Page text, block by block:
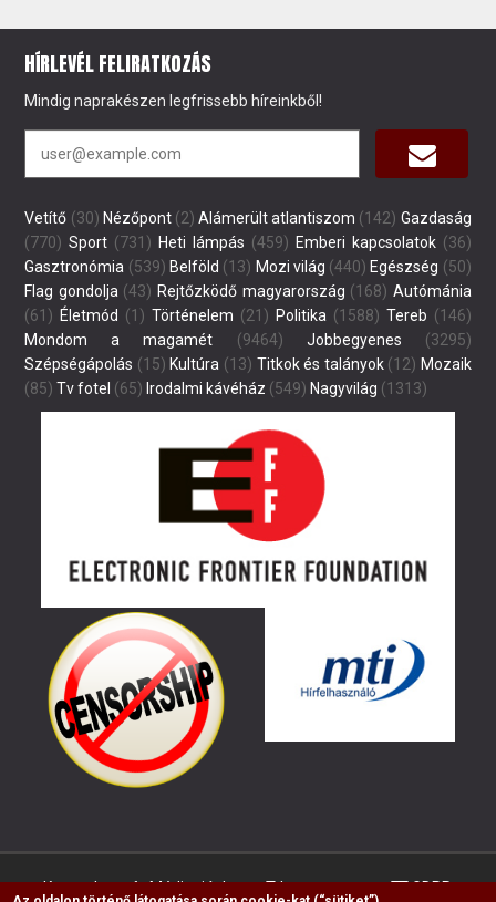
HÍRLEVÉL FELIRATKOZÁS
Mindig naprakészen legfrissebb híreinkből!
Vetítő (30) Nézőpont(2) Alámerült atlantiszom (142) Gazdaság
(770) Sport (731) Heti lámpás (459) Emberi kapcsolatok(36)
Gasztronómia (539) Belföld (13) Mozi világ (440) Egészség (50)
Flag gondolja(43) Rejtőzködő magyarország (168) Autómánia
(61) Életmód (1) Történelem (21) Politika(1588) Tereb (146)
Mondom a magamét (9464) Jobbegyenes (3295)
Szépségápolás (15) Kultúra (13) Titkok és talányok(12) Mozaik
(85) Tv fotel (65) Irodalmi kávéház (549) Nagyvilág (1313)
Kapcsolat Médiaajánlat Impresszum GDPR